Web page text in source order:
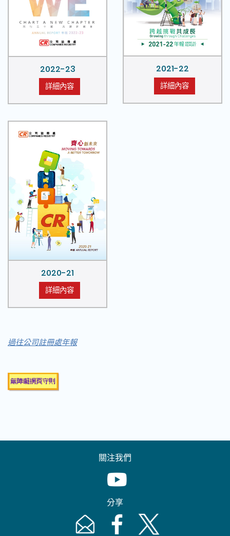
2022-23
詳細內容
2021-22
詳細內容
2020-21
詳細內容
過往公司註冊處年報
關注我們
Youtube [This link will pop up in
分享
Email [This link will pop up in a new
Facebook [This link will pop up
Twitter [This link will